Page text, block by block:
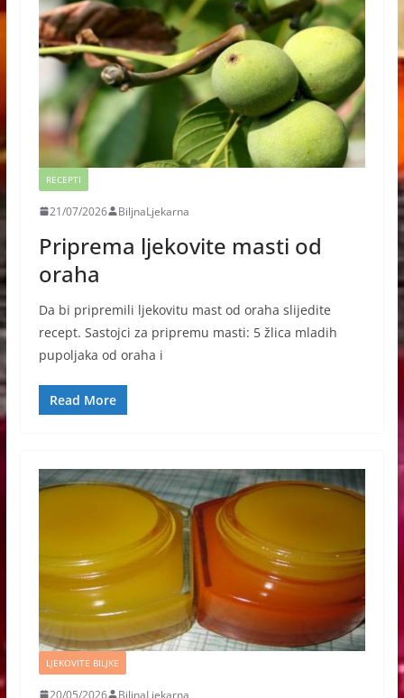
RECEPTI
21/07/2026 BiljnaLjekarna
Priprema ljekovite masti od
oraha
Da bi pripremili ljekovitu mast od oraha slijedite
recept. Sastojci za pripremu masti: 5 žlica mladih
pupoljaka od oraha i
Read More
LJEKOVITE BILJKE
20/05/2026 BiljnaLjekarna